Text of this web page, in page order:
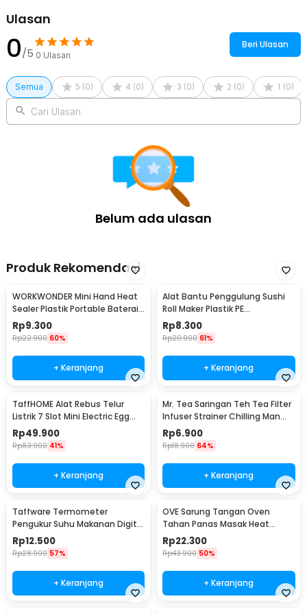
Ulasan
0/5 0 Ulasan
Beri Ulasan
Semua 5 (0) 4 (0) 3 (0) 2 (0) 1 (0)
Cari Ulasan
Belum ada ulasan
Produk Rekomendasi
WORKWONDER Mini Hand Heat
Sealer Plastik Portable Baterai
AA - LX2000A
Rp9.300
Rp22.900 60%
+ Keranjang
Alat Bantu Penggulung Sushi
Roll Maker Plastik PE
22x20.5x0.1cm - E1119
Rp8.300
Rp20.900 61%
+ Keranjang
TaffHOME Alat Rebus Telur
Listrik 7 Slot Mini Electric Egg
Cooker 350W - YS-203
Rp49.900
Rp83.900 41%
+ Keranjang
Mr. Tea Saringan Teh Tea Filter
Infuser Strainer Chilling Man
Silicon - MR03
Rp6.900
Rp18.900 64%
+ Keranjang
Taffware Termometer
Pengukur Suhu Makanan Digital
Daging Kopi Susu - TP101
Rp12.500
Rp28.900 57%
+ Keranjang
OVE Sarung Tangan Oven
Tahan Panas Masak Heat
Resistant Gloves - 540F
Rp22.300
Rp43.900 50%
+ Keranjang